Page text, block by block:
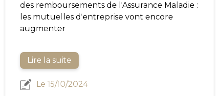
des remboursements de l'Assurance Maladie :
les mutuelles d'entreprise vont encore
augmenter
Lire la suite
Le 15/10/2024